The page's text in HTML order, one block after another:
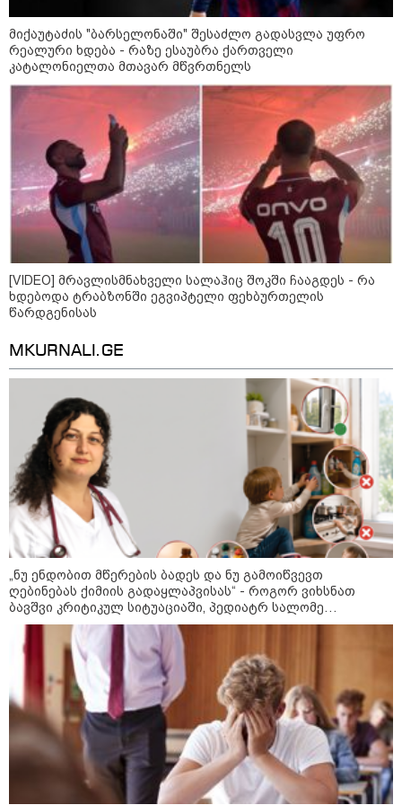
ფული ამ ზოდიაქოს ნიშნების
ხელში აღმოჩნდება: ვინ
გამდიდრდება?
როგორ ჩავიცვათ 40 წლის
შემდეგ: მილიონერების
სტილისტის 8 ოქროს წესი და
აუცილებელი სამოსი
მსოფლიო
09:52 / 07-08-2026
"რაკეტები ჩვენც გვჭირდება" - დონალდ
ტრამპი უკრაინისთვის Patriot-ის
რაკეტების გაგზავნაზე
13:24 / 07-08-2026
ევროპაში საწვავის ფასები
მკვეთრად შეიცვალა - რომელ
მიქაუტაძის "ბარსელონაში" შესაძლო გადასვლა უფრო
რეალური ხდება - რაზე ესაუბრა ქართველი
კატალონიელთა მთავარ მწვრთნელს
[VIDEO] მრავლისმნახველი სალაჰიც შოკში ჩააგდეს - რა
ხდებოდა ტრაბზონში ეგვიპტელი ფეხბურთელის
წარდგენისას
MKURNALI.GE
„ნუ ენდობით მწერების ბადეს და ნუ გამოიწვევთ
ღებინებას ქიმიის გადაყლაპვისას“ - როგორ ვიხსნათ
ბავშვი კრიტიკულ სიტუაციაში, პედიატრ სალომე
ახვლედიანის რჩევები